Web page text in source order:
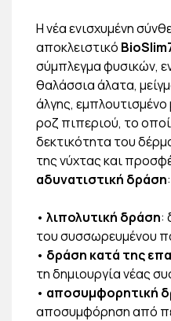
Η νέα ενισχυμένη
αποκλειστικό
σύμπλεγμα φυσικών,
θαλάσσια άλατα,
άλγης, εμπλουτισμένο
ροζ πιπεριού, το
δεκτικότητα του
της νύχτας και
αδυνατιστική δράση:
• λιπολυτική δράση:
του συσσωρευμένου
• δράση κατά της
τη δημιουργία νέας
• αποσυμφορητική
αποσυμφόρηση από